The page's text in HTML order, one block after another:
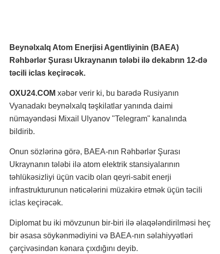
Beynəlxalq Atom Enerjisi Agentliyinin (BAEA)
Rəhbərlər Şurası Ukraynanın tələbi ilə dekabrın 12-də
təcili iclas keçirəcək.
OXU24.COM xəbər verir ki, bu barədə Rusiyanın
Vyanadakı beynəlxalq təşkilatlar yanında daimi
nümayəndəsi Mixail Ulyanov "Telegram" kanalında
bildirib.
Onun sözlərinə görə, BAEA-nın Rəhbərlər Şurası
Ukraynanın tələbi ilə atom elektrik stansiyalarının
təhlükəsizliyi üçün vacib olan qeyri-sabit enerji
infrastrukturunun nəticələrini müzakirə etmək üçün təcili
iclas keçirəcək.
Diplomat bu iki mövzunun bir-biri ilə əlaqələndirilməsi heç
bir əsasa söykənmədiyini və BAEA-nın səlahiyyətləri
çərçivəsindən kənara çıxdığını deyib.